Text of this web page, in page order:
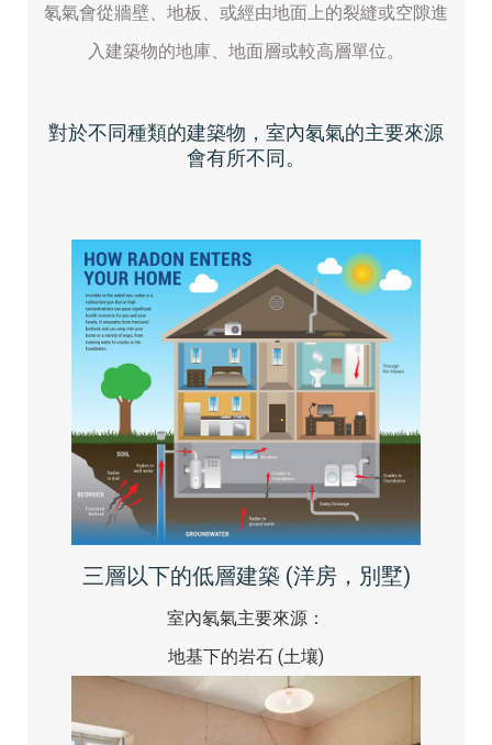
氡氣會從牆壁、地板、或經由地面上的裂縫或空隙進
入建築物的地庫、地面層或較高層單位。
對於不同種類的建築物，室內氡氣的主要來源
會有所不同。
三層以下的低層建築 (洋房，別墅)
室內氡氣主要來源：
地基下的岩石 (土壤)